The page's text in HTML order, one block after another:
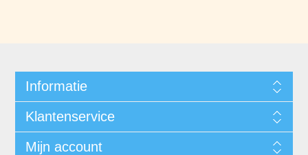
Informatie
Klantenservice
Mijn account